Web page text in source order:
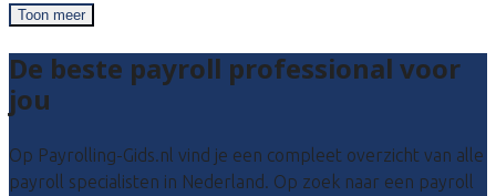
Toon meer
De beste payroll professional voor
jou
Op Payrolling-Gids.nl vind je een compleet overzicht van alle
payroll specialisten in Nederland. Op zoek naar een payroll